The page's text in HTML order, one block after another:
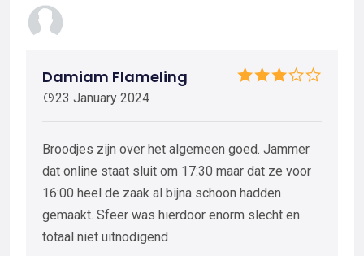
Damiam Flameling
23 January 2024
Broodjes zijn over het algemeen goed. Jammer
dat online staat sluit om 17:30 maar dat ze voor
16:00 heel de zaak al bijna schoon hadden
gemaakt. Sfeer was hierdoor enorm slecht en
totaal niet uitnodigend